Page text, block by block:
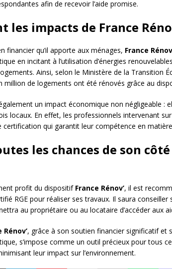
afin de recevoir l’aide promise.
les impacts de France
financier qu’il apporte aux ménages, France
en incitant à l’utilisation d’énergies
Ainsi, selon le Ministère de la Transition
million de logements ont été rénovés grâce au
un impact économique non négligeable :
locaux. En effet, les professionnels intervenant
certification qui garantit leur compétence en
les chances de son côté
profit du dispositif France Rénov’, il est
RGE pour réaliser ses travaux. Il saura
au propriétaire ou au locataire d’accéder aux
Rénov’, grâce à son soutien financier significatif et
s’impose comme un outil précieux pour tous
leur impact sur l’environnement.